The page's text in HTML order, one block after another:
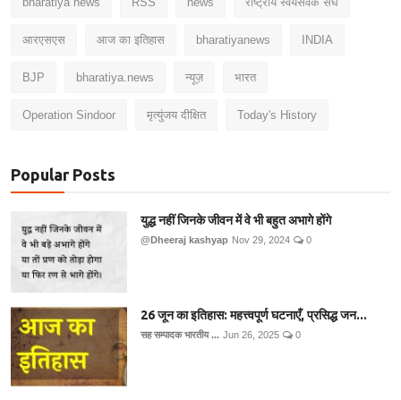
आरएसएस आज का इतिहास bharatiyanews INDIA
BJP bharatiya.news न्यूज़ भारत
Operation Sindoor मृत्युंजय दीक्षित Today's History
Popular Posts
युद्ध नहीं जिनके जीवन में वे भी बहुत अभागे होंगे
@Dheeraj kashyap Nov 29, 2024 0
26 जून का इतिहास: महत्त्वपूर्ण घटनाएँ, प्रसिद्ध जन...
सह सम्पादक भारतीय ... Jun 26, 2025 0